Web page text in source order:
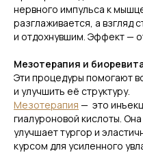
нервного импульса к
разглаживается, а взгляд
и отдохнувшим. Эффект —
Мезотерапия и
Эти процедуры помогают
и улучшить её структуру.
Мезотерапия — это
гиалуроновой кислоты.
улучшает тургор и
курсом для усиленного